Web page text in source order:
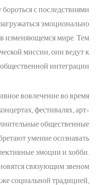
с последствиями
эмоционально
изменяющемся мире. Тем
миссии, они ведут к
интеграции.
вовлечение во время
фестивалях, арт-
общественные
умение осознавать
эмоции и хобби.
связующим звеном
социальной традицией,